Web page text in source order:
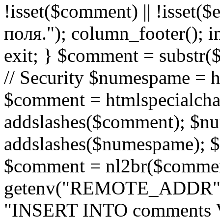
!isset($comment) ||
поля."); column_footer();
exit; } $comment =
// Security $numespame =
$comment =
addslashes($comment);
addslashes($numespame);
$comment =
"INSERT INTO comments